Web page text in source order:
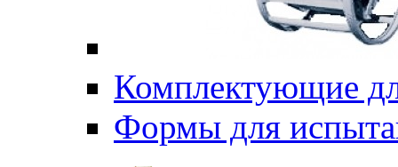
Комплектующие
Формы для